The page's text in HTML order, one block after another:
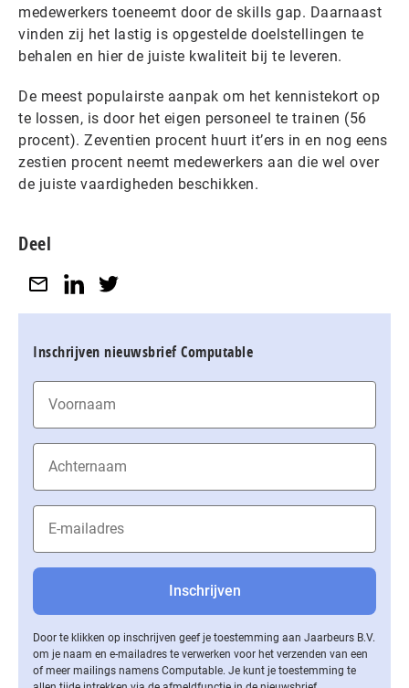
medewerkers toeneemt door de skills gap. Daarnaast
vinden zij het lastig is opgestelde doelstellingen te
behalen en hier de juiste kwaliteit bij te leveren.
De meest populairste aanpak om het kennistekort op
te lossen, is door het eigen personeel te trainen (56
procent). Zeventien procent huurt it’ers in en nog eens
zestien procent neemt medewerkers aan die wel over
de juiste vaardigheden beschikken.
Deel
Inschrijven nieuwsbrief Computable
Door te klikken op inschrijven geef je toestemming aan Jaarbeurs B.V.
om je naam en e-mailadres te verwerken voor het verzenden van een
of meer mailings namens Computable. Je kunt je toestemming te